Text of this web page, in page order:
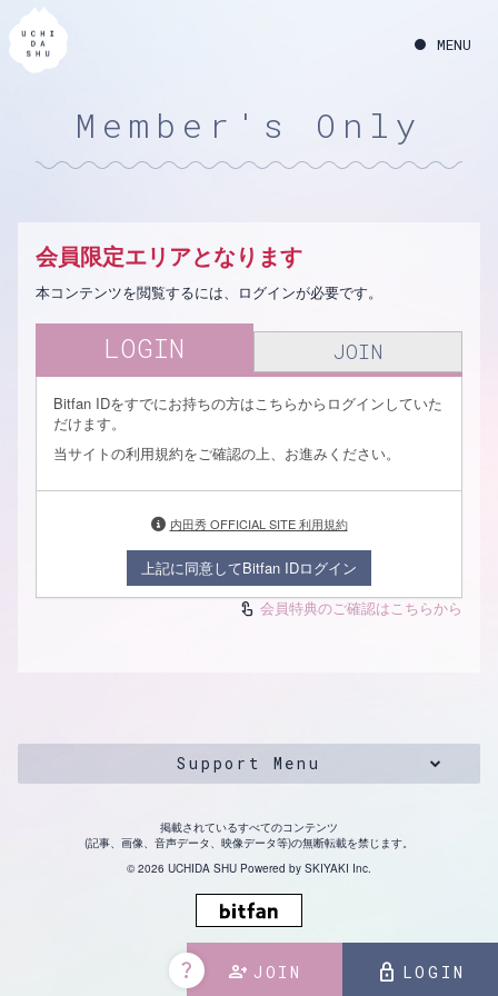
person_add JOIN lock LOGIN
question_mark
Member's Only
会員限定エリアとなります
本コンテンツを閲覧するには、ログインが必要です。
LOGIN JOIN
Bitfan IDをすでにお持ちの方はこちらからログインしていた
だけます。
当サイトの利用規約をご確認の上、お進みください。
内田秀 OFFICIAL SITE 利用規約
上記に同意してBitfan IDログイン
touch_app 会員特典のご確認はこちらから
Support Menu
掲載されているすべてのコンテンツ
(記事、画像、音声データ、映像データ等)の無断転載を禁じます。
© 2026 UCHIDA SHU Powered by SKIYAKI Inc.